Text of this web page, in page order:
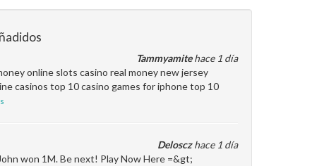
Tammyamitehace 1 día
online slots casino real money new jersey
casinos top 10 casino games for iphone top 10
Delosczhace 1 día
won 1M. Be next! Play Now Here =&gt;